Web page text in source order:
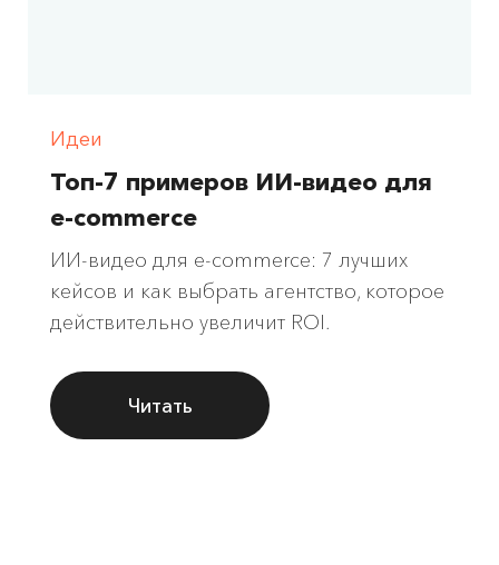
Идеи
Топ-7 примеров ИИ-видео для
e-commerce
ИИ-видео для e-commerce: 7 лучших
кейсов и как выбрать агентство, которое
действительно увеличит ROI.
Читать